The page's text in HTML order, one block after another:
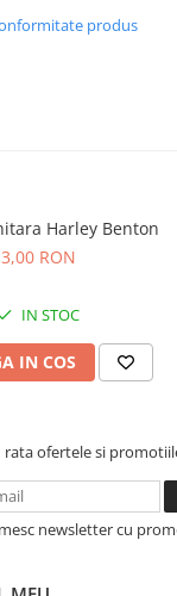
produs
Harley Benton
3,00 RON
IN STOC
IN COS
rata ofertele si
newsletter cu